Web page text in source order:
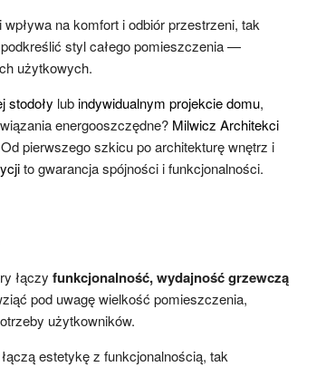
na komfort i odbiór przestrzeni, tak
styl całego pomieszczenia —
użytkowych.
stodoły lubindywidualnym projekcie domu,
energooszczędne? Milwicz Architekci
pierwszego szkicu po architekturę wnętrz i
to gwarancja spójności i funkcjonalności.
łączy funkcjonalność, wydajność grzewczą
pod uwagę wielkość pomieszczenia,
użytkowników.
estetykę z funkcjonalnością, tak